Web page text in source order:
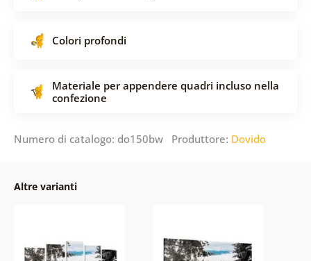
Colori profondi
Materiale per appendere quadri incluso nella
confezione
Numero di catalogo: do150bw Produttore: Dovido
Altre varianti